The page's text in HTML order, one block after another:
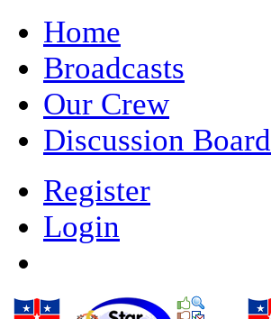
Home
Broadcasts
Our Crew
Discussion Board
Register
Login